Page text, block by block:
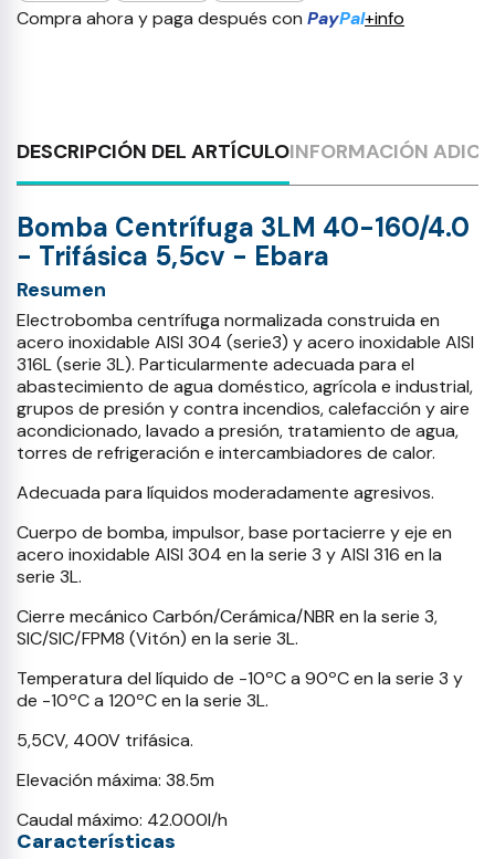
Compra ahora y paga después con PayPal+info
DESCRIPCIÓN DEL ARTÍCULOINFORMACIÓN
Bomba Centrífuga 3LM 40-160/4.0
- Trifásica 5,5cv - Ebara
Resumen
Electrobomba centrífuga normalizada construida en
acero inoxidable AISI 304 (serie3) y acero inoxidable AISI
316L (serie 3L). Particularmente adecuada para el
abastecimiento de agua doméstico, agrícola e industrial,
grupos de presión y contra incendios, calefacción y aire
acondicionado, lavado a presión, tratamiento de agua,
torres de refrigeración e intercambiadores de calor.
Adecuada para líquidos moderadamente agresivos.
Cuerpo de bomba, impulsor, base portacierre y eje en
acero inoxidable AISI 304 en la serie 3 y AISI 316 en la
serie 3L.
Cierre mecánico Carbón/Cerámica/NBR en la serie 3,
SIC/SIC/FPM8 (Vitón) en la serie 3L.
Temperatura del líquido de -10ºC a 90ºC en la serie 3 y
de -10ºC a 120ºC en la serie 3L.
5,5CV, 400V trifásica.
Elevación máxima: 38.5m
Caudal máximo: 42.000l/h
Características